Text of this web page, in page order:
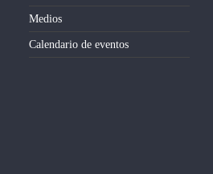
Medios
Calendario de eventos